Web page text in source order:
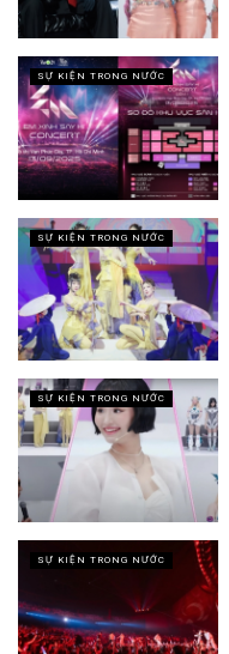
SỰ KIỆN TRONG NƯỚC
SỰ KIỆN TRONG NƯỚC
SỰ KIỆN TRONG NƯỚC
SỰ KIỆN TRONG NƯỚC